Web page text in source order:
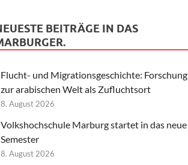
BEITRÄGE IN DAS
Flucht- und Migrationsgeschichte: Forschung
zur arabischen Welt als Zufluchtsort
8. August 2026
Volkshochschule Marburg startet in das neue
Semester
8. August 2026